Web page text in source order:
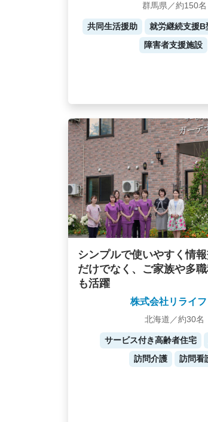
群馬県／約150名
共同生活援助 就労継続支援B
障害者支援施設
シンプルで使いやすく情
だけでなく、ご家族や多
も活躍
株式会社リライ
北海道／約30名
サービス付き高齢者住宅
訪問介護
訪問看